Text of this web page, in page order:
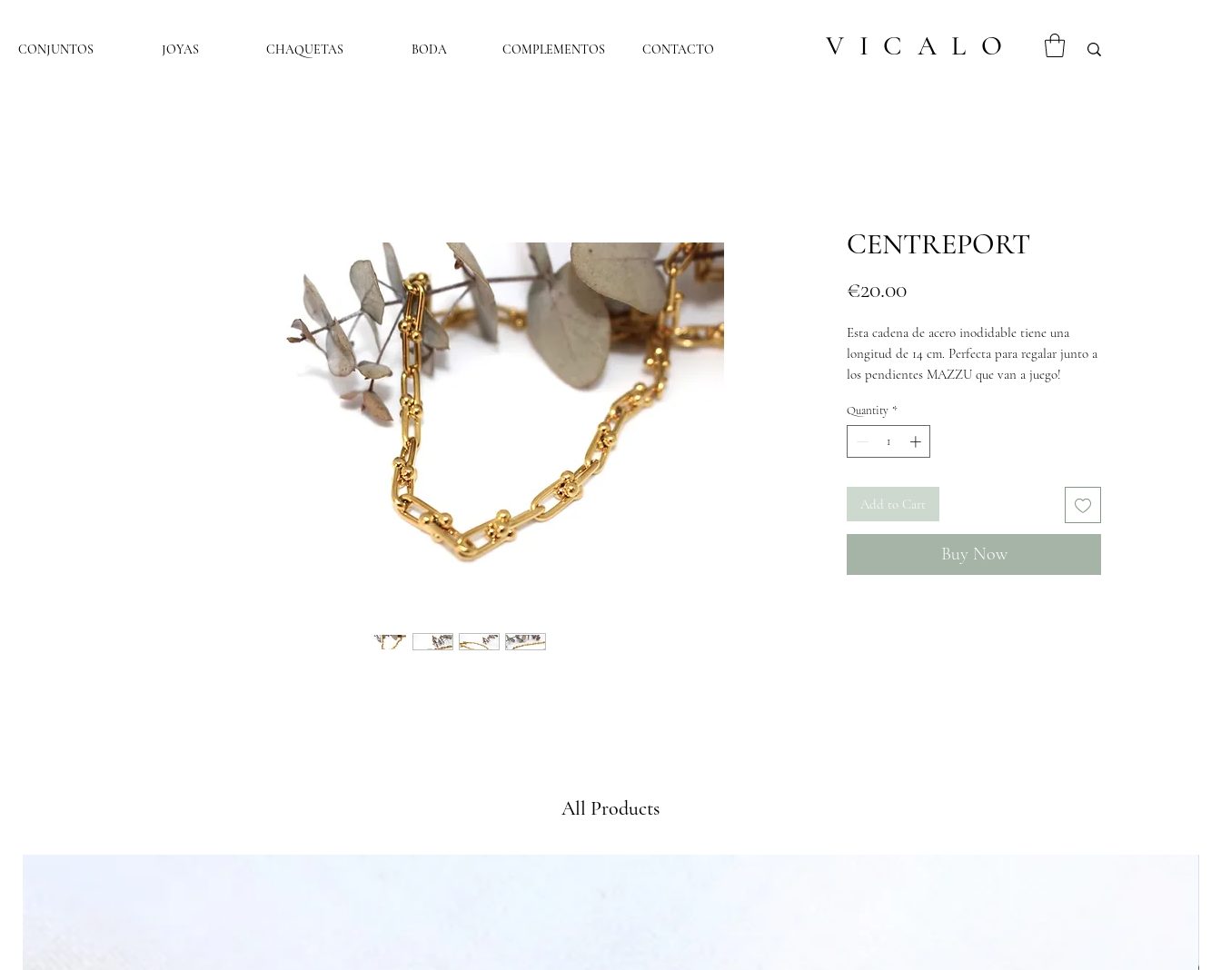
CONJUNTOS JOYAS CHAQUETAS BODA COMPLEMENTOS CONTACTO VICALO
CENTREPORT
€20.00Price
Esta cadena de acero inodidable tiene una
longitud de 14 cm. Perfecta para regalar junto a
los pendientes MAZZU que van a juego!
Quantity *
Add to Cart
Buy Now
All Products